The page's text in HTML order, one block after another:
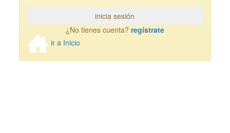
inicia sesión
¿No tienes cuenta? regístrate
ir a Inicio